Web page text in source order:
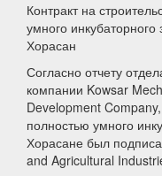
Контракт на
умного
Хорасан
Согласно отчету
компании Kowsar
Development
полностью умного
Хорасане был
and Agricultural